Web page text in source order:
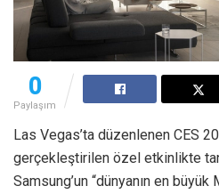
0
Paylaşım
Las Vegas’ta düzenlenen CES
gerçekleştirilen özel etkinlikte
Samsung’un “dünyanın en büyük